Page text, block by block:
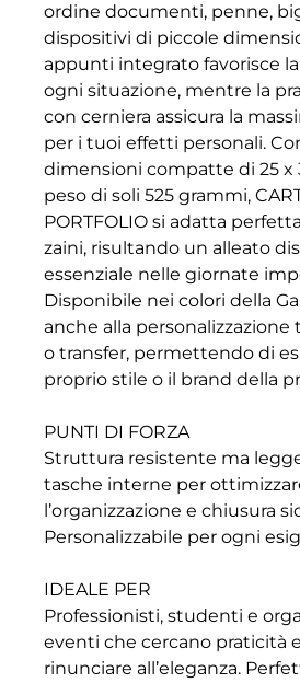
ordine documenti, penne,
dispositivi di piccole
appunti integrato favorisce
ogni situazione, mentre la
con cerniera assicura la
per i tuoi effetti personali.
dimensioni compatte di 25 x
peso di soli 525 grammi,
PORTFOLIO si adatta
zaini, risultando un alleato
essenziale nelle giornate
Disponibile nei colori della
anche alla personalizzazione
o transfer, permettendo di
proprio stile o il brand della
PUNTI DI FORZA
Struttura resistente ma
tasche interne per
l’organizzazione e chiusura
Personalizzabile per ogni
IDEALE PER
Professionisti, studenti e
eventi che cercano praticità
rinunciare all’eleganza.